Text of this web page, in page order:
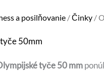
a posilňovanie /Činky /
50mm
tyče 50 mm